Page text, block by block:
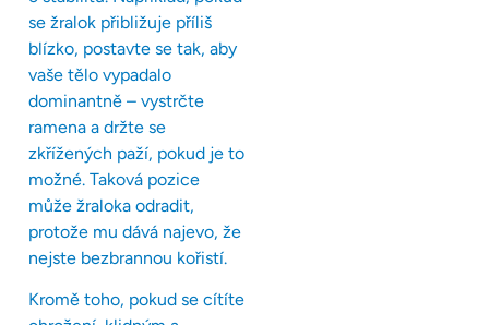
se žralok přibližuje příliš
blízko, postavte se tak, aby
vaše tělo vypadalo
dominantně – vystrčte
ramena a držte se
zkřížených paží, pokud je to
možné. Taková pozice
může žraloka odradit,
protože mu dává najevo, že
nejste bezbrannou kořistí.
Kromě toho, pokud se cítíte